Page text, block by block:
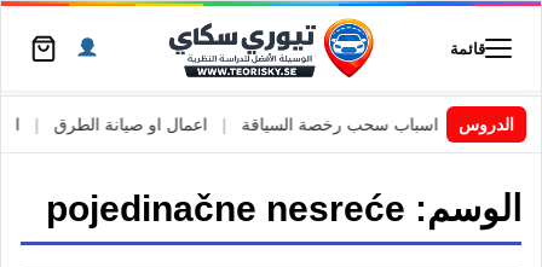
قائمة
الدروسالسويد | اسباب سحب رخصة السياقة اعمال او صيانة الطرق
الوسم: pojedinačne nesreće